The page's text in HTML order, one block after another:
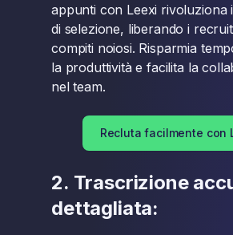
appunti con Leexi rivoluziona
di selezione, liberando i
compiti noiosi. Risparmia
la produttività e facilita la
nel team.
Recluta facilmente con
2. Trascrizione
dettagliata: